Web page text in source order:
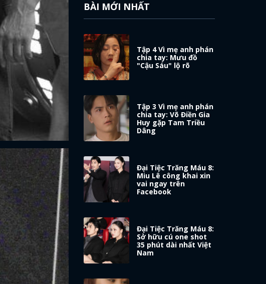
BÀI MỚI NHẤT
Tập 4 Vì mẹ anh phán
chia tay: Mưu đồ
"Cậu Sáu" lộ rõ
Tập 3 Vì mẹ anh phán
chia tay: Võ Điền Gia
Huy gặp Tam Triều
Dâng
Đại Tiệc Trăng Máu 8:
Miu Lê công khai xin
vai ngay trên
Facebook
Đại Tiệc Trăng Máu 8:
Sở hữu cú one shot
35 phút dài nhất Việt
Nam